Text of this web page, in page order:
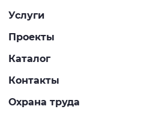
Услуги
Проекты
Каталог
Контакты
Охрана труда